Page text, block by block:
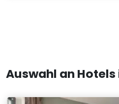
Auswahl an Hotels